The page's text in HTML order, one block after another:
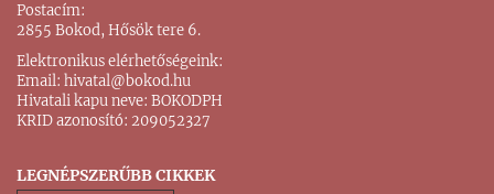
LEGNÉPSZERŰBB CIKKEK
Postacím:
2855 Bokod, Hősök tere 6.
Elektronikus elérhetőségeink:
Email: hivatal@bokod.hu
Hivatali kapu neve: BOKODPH
KRID azonosító: 209052327